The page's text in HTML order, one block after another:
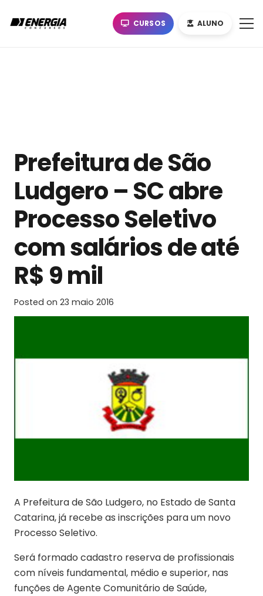
CURSOS ALUNO
Prefeitura de São
Ludgero – SC abre
Processo Seletivo
com salários de até
R$ 9 mil
Posted on 23 maio 2016
A Prefeitura de São Ludgero, no Estado de Santa
Catarina, já recebe as inscrições para um novo
Processo Seletivo.
Será formado cadastro reserva de profissionais
com níveis fundamental, médio e superior, nas
funções de Agente Comunitário de Saúde,